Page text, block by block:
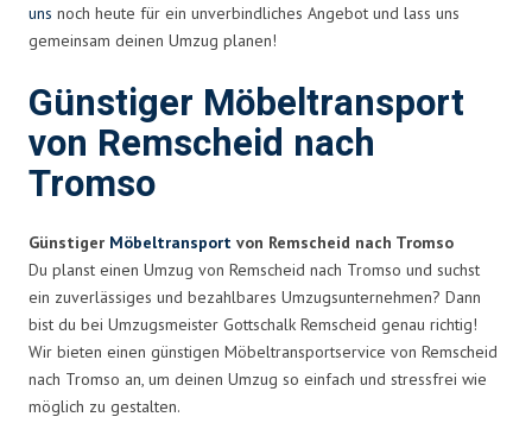
uns noch heute für ein unverbindliches Angebot und lass uns
gemeinsam deinen Umzug planen!
Günstiger Möbeltransport
von Remscheid nach
Tromso
Günstiger Möbeltransport von Remscheid nach Tromso
Du planst einen Umzug von Remscheid nach Tromso und suchst
ein zuverlässiges und bezahlbares Umzugsunternehmen? Dann
bist du bei Umzugsmeister Gottschalk Remscheid genau richtig!
Wir bieten einen günstigen Möbeltransportservice von Remscheid
nach Tromso an, um deinen Umzug so einfach und stressfrei wie
möglich zu gestalten.